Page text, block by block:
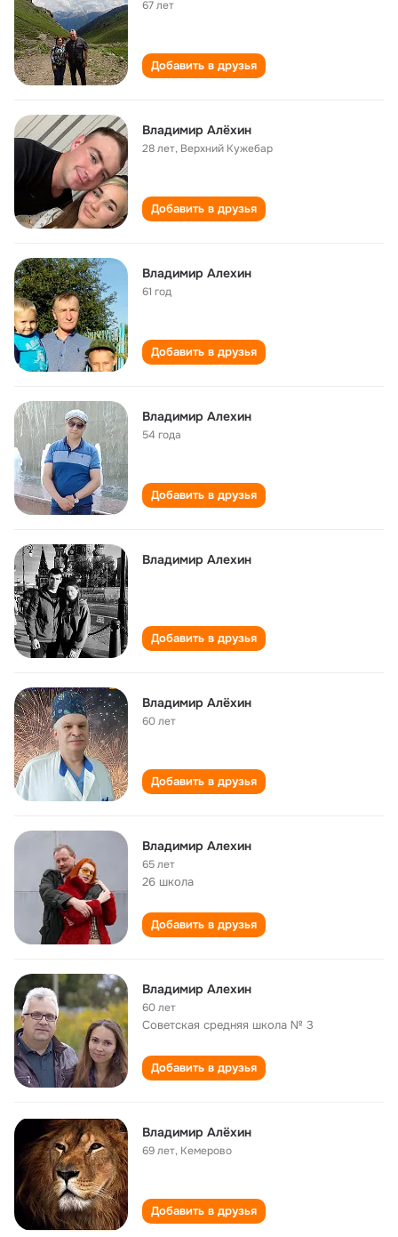
67 лет
Добавить в друзья
Владимир Алёхин
28 лет, Верхний Кужебар
Добавить в друзья
Владимир Алехин
61 год
Добавить в друзья
Владимир Алехин
54 года
Добавить в друзья
Владимир Алехин
Добавить в друзья
Владимир Алёхин
60 лет
Добавить в друзья
Владимир Алехин
65 лет
26 школа
Добавить в друзья
Владимир Алехин
60 лет
Советская средняя школа № 3
Добавить в друзья
Владимир Алёхин
69 лет, Кемерово
Добавить в друзья